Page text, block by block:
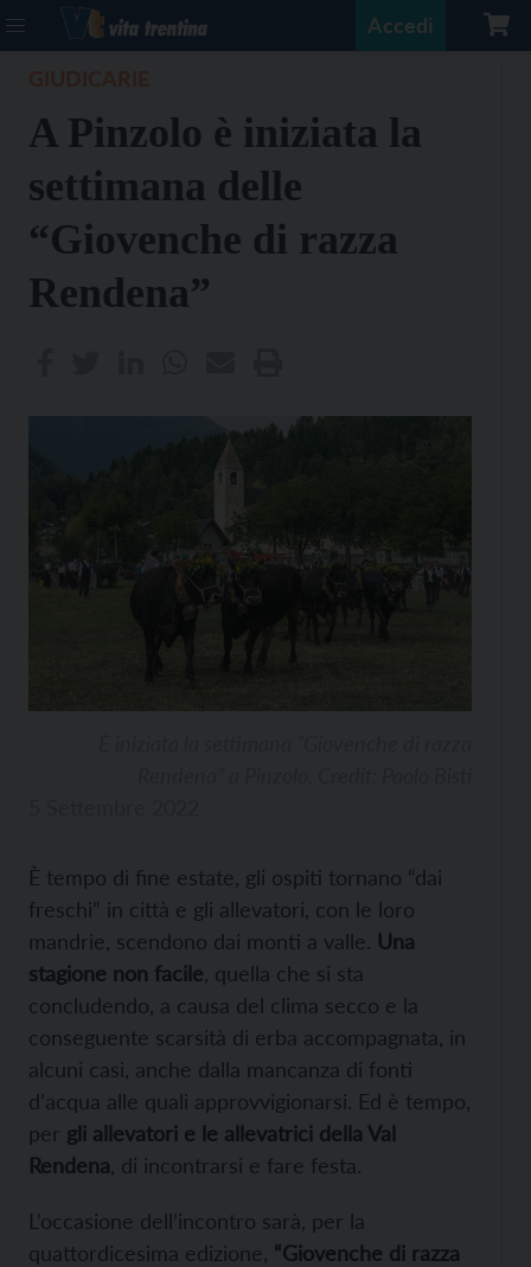
Accedi
A Pinzolo è iniziata la
settimana delle
“Giovenche di razza
Rendena”
È tempo di fine estate, gli ospiti tornano “dai
freschi” in città e gli allevatori, con le loro
mandrie, scendono dai monti a valle. Una
stagione non facile , quella che si sta
concludendo, a causa del clima secco e la
conseguente scarsità di erba accompagnata, in
alcuni casi, anche dalla mancanza di fonti
d’acqua alle quali approvvigionarsi. Ed è tempo,
per gli allevatori e le allevatrici della Val
Rendena , di incontrarsi e fare festa.
L’occasione dell’incontro sarà, per la
quattordicesima edizione, “Giovenche di razza